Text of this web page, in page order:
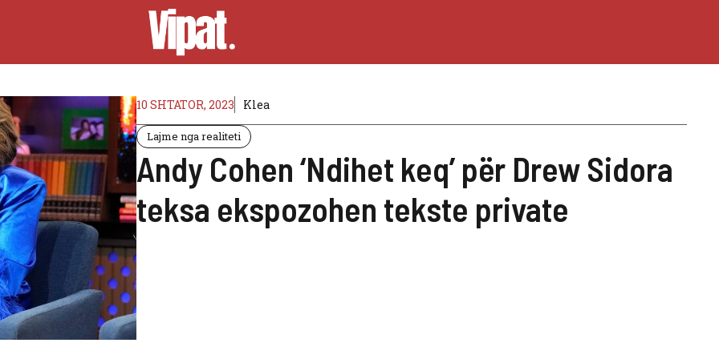
10 SHTATOR, 2023 Klea
Lajme nga realiteti
Andy Cohen ‘Ndihet keq’ për Drew Sidora
teksa ekspozohen tekste private